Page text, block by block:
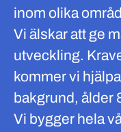
inom olika
Vi älskar att ge
utveckling.
kommer vi
bakgrund, ålder
Vi bygger hela